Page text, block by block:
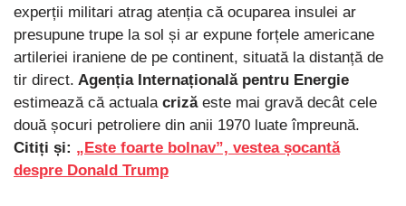
experții militari atrag atenția că ocuparea insulei ar
presupune trupe la sol și ar expune forțele americane
artileriei iraniene de pe continent, situată la distanță de
tir direct. Agenția Internațională pentru Energie
estimează că actuala crizăeste mai gravă decât cele
două șocuri petroliere din anii 1970 luate împreună.
Citiți și: „Este foarte bolnav”, vestea șocantă
despre Donald Trump